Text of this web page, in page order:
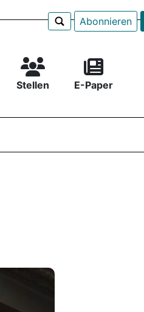
Abonnieren
Stellen E-Paper